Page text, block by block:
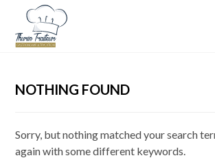
NOTHING FOUND
Sorry, but nothing matched your search
again with some different keywords.